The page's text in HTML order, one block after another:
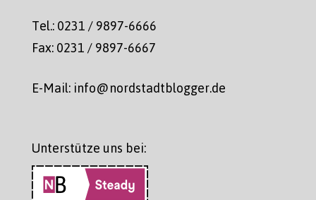
Tel.: 0231 / 9897-6666
Fax: 0231 / 9897-6667
E-Mail: info@nordstadtblogger.de
Unterstütze uns bei: